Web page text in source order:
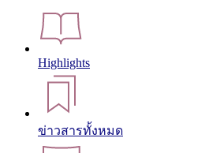
Highlights
ข่าวสารทั้งหมด